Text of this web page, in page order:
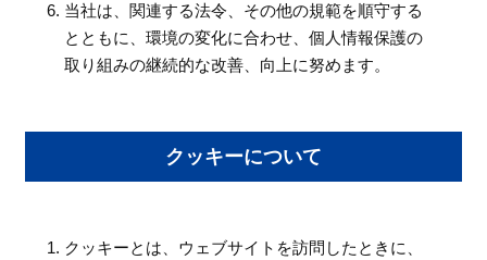
当社は、関連する法令、その他の規範を順守する
とともに、環境の変化に合わせ、個人情報保護の
取り組みの継続的な改善、向上に努めます。
クッキーについて
クッキーとは、ウェブサイトを訪問したときに、